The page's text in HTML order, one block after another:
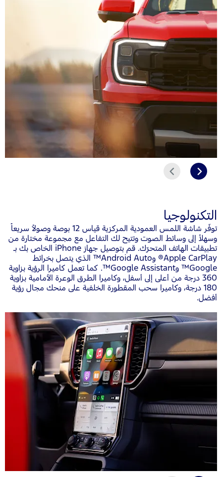
التالي السابق
التكنولوجيا
توفّر شاشة اللمس العمودية المركزية قياس 12 بوصة وصولاً سريعاً
وسهلاً إلى وسائط الصوت وتتيح لك التفاعل مع مجموعة مختارة من
تطبيقات الهاتف المتحرّك. قم بتوصيل جهاز iPhone الخاص بك بـ
Apple CarPlay® وAndroid Auto™ الذي يتصل بخرائط
Google™ وGoogle Assistant™. كما تعمل كاميرا الرؤية بزاوية
360 درجة من أعلى إلى أسفل، وكاميرا الطرق الوعرة الأمامية بزاوية
180 درجة، وكاميرا سحب المقطورة الخلفية على منحك مجال رؤية
أفضل.